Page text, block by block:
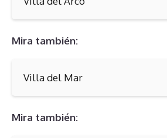
Mira también:
Villa del Mar
Mira también: